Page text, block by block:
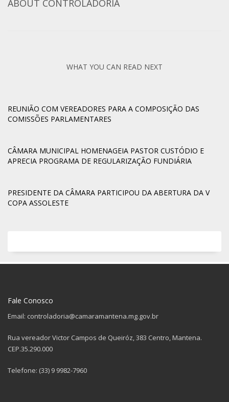
ABOUT CONTROLADORIA
WHAT YOU CAN READ NEXT
REUNIÃO COM VEREADORES PARA A COMPOSIÇÃO DAS
COMISSÕES PARLAMENTARES
CÂMARA MUNICIPAL HOMENAGEIA PASTOR CUSTÓDIO E
APRECIA PROGRAMA DE REGULARIZAÇÃO FUNDIÁRIA
PRESIDENTE DA CÂMARA PARTICIPOU DA ABERTURA DA V
COPA ASSOLESTE
Fale Conosco
Email: controladoria@camaramantena.mg.gov.br
Rua vereador Victor Campos de Queiróz, 383 Centro, Mantena.
CEP.35.290.000
Telefone: (33) 9 9982-7960